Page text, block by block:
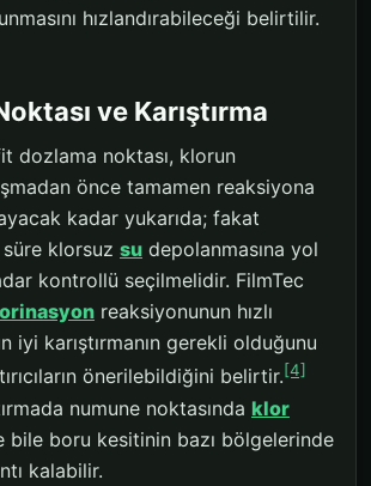
hızlandırabileceği belirtilir.
ve Karıştırma
dozlama noktası, klorun
önce tamamen reaksiyona
kadar yukarıda; fakat
klorsuz su depolanmasına yol
kontrollü seçilmelidir. FilmTec
reaksiyonunun hızlı
iyi karıştırmanın gerekli olduğunu
önerilebildiğini belirtir.[4]
numune noktasında klor
bile boru kesitinin bazı bölgelerinde
kalabilir.